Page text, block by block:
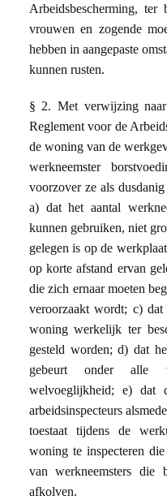
Arbeidsbescherming,
vrouwen en zogende
hebben in aangepaste
kunnen rusten.
§ 2. Met verwijzing
Reglement voor de
de woning van de
werkneemster
voorzover ze als
a) dat het aantal
kunnen gebruiken, niet
gelegen is op de
op korte afstand ervan
die zich ernaar moeten
veroorzaakt wordt; c)
woning werkelijk ter
gesteld worden; d) dat
gebeurt onder alle
welvoeglijkheid; e) dat
arbeidsinspecteurs
toestaat tijdens de
woning te inspecteren
van werkneemsters die
afkolven.